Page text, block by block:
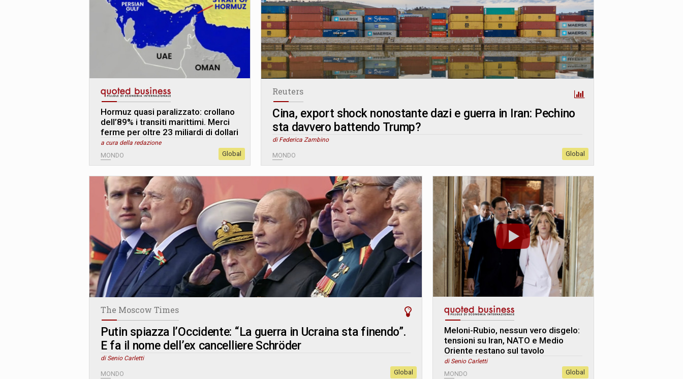
Hormuz quasi paralizzato: crollano
dell’89% i transiti marittimi. Merci
ferme per oltre 23 miliardi di dollari
a cura della redazione
MONDO Global
Reuters
Cina, export shock nonostante dazi e guerra in Iran: Pechino
sta davvero battendo Trump?
di Federica Zambino
MONDO Global
The Moscow Times
Putin spiazza l’Occidente: “La guerra in Ucraina sta finendo”.
E fa il nome dell’ex cancelliere Schröder
di Senio Carletti
MONDO Global
Meloni-Rubio, nessun vero disgelo:
tensioni su Iran, NATO e Medio
Oriente restano sul tavolo
di Senio Carletti
MONDO Global